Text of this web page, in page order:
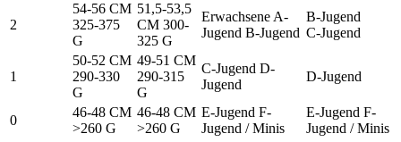
2
54-56 CM
325-375
G
51,5-53,5
CM 300-
325 G
Erwachsene A-
Jugend B-Jugend
B-Jugend
C-Jugend
1
50-52 CM
290-330
G
49-51 CM
290-315
G
C-Jugend D-
Jugend
D-Jugend
0
46-48 CM
>260 G
46-48 CM
>260 G
E-Jugend F-
Jugend / Minis
E-Jugend F-
Jugend / Minis